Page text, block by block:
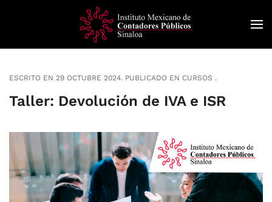
to
content
ESCRITO EN 29 OCTUBRE 2024. PUBLICADO EN CURSOS .
Taller: Devolución de IVA e ISR